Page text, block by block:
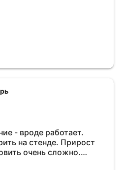
- вроде работает.
на стенде. Прирост
очень сложно.
и посмотрю, что